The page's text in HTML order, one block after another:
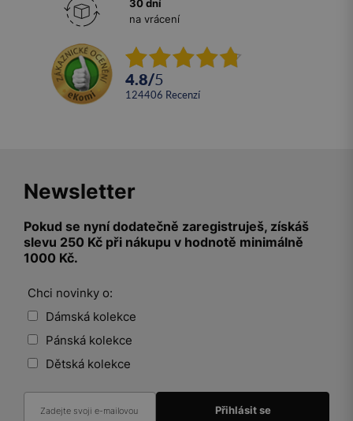
30 dní
na vrácení
4.8/5
124406 recenzí
Newsletter
Pokud se nyní dodatečně zaregistruješ, získáš
slevu 250 Kč při nákupu v hodnotě minimálně
1000 Kč.
Chci novinky o:
Dámská kolekce
Pánská kolekce
Dětská kolekce